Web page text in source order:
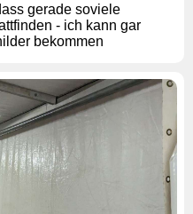
gerade soviele
- ich kann gar
bekommen